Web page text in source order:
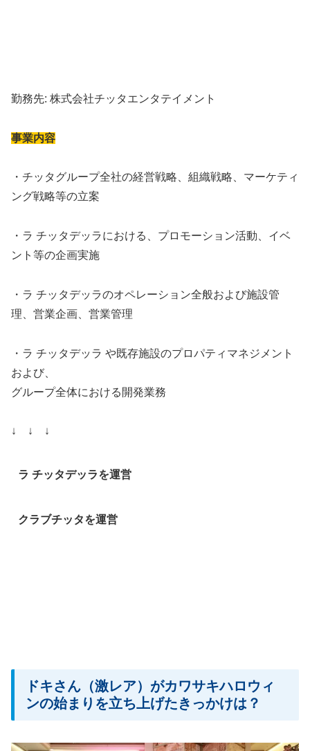
勤務先: 株式会社チッタエンタテイメント
事業内容
・チッタグループ全社の経営戦略、組織戦略、マーケティ
ング戦略等の立案
・ラ チッタデッラにおける、プロモーション活動、イベ
ント等の企画実施
・ラ チッタデッラのオペレーション全般および施設管
理、営業企画、営業管理
・ラ チッタデッラ や既存施設のプロパティマネジメント
および、
グループ全体における開発業務
↓ ↓ ↓
ラ チッタデッラを運営
クラブチッタを運営
ドキさん（激レア）がカワサキハロウィ
ンの始まりを立ち上げたきっかけは？